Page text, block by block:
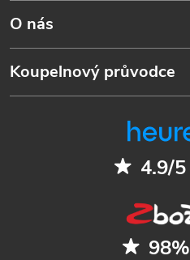
O nás
Koupelnový průvodce
4.9/5
98%